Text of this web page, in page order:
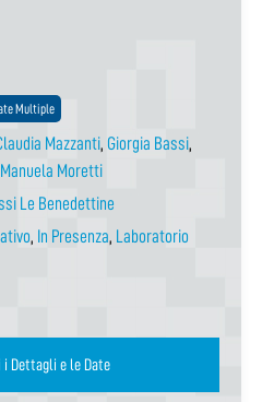
Multiple
Mazzanti, Giorgia Bassi,
Manuela Moretti
Le Benedettine
, In Presenza, Laboratorio
Dettagli e le Date